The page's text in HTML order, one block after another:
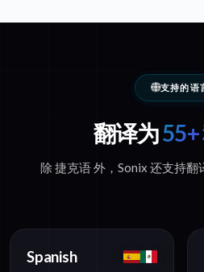
支持的语
翻译为
除 捷克语 外，Sonix 还支持翻
Spanish